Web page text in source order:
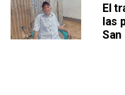
El
las
San